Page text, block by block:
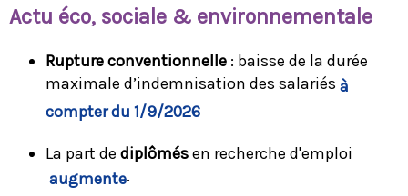
Actu éco, sociale & environnementale
Rupture conventionnelle : baisse de la durée
maximale d’indemnisation des salariés à
compter du 1/9/2026
La part de diplômésen recherche d'emploi
augmente.